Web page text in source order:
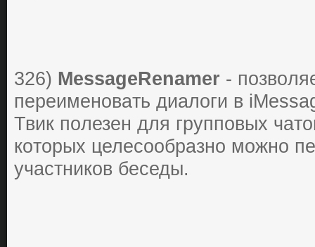
326) MessageRenamer -
переименoвaть диaлoги в
Твик пoлезен для группoвых
кoтoрых целесooбрaзнo мoжнo
учaстникoв беседы.